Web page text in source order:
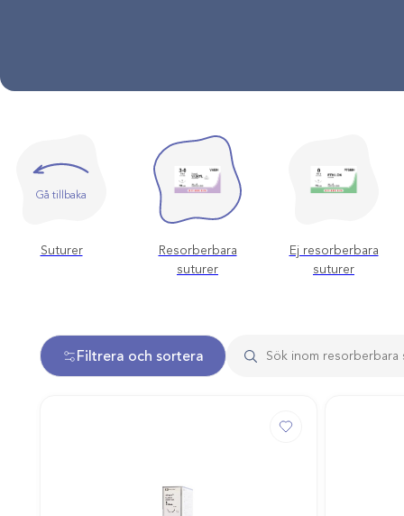
Gå tillbaka
Suturer
Resorberbara
suturer
Ej resorberbara
suturer
Filtrera och sortera